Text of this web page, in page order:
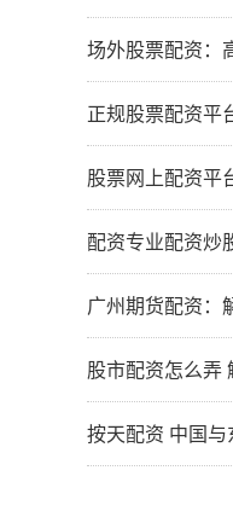
场外股票配资：
正规股票配资平
股票网上配资平台 iPhone
配资专业配资炒股
广州期货配资：
股市配资怎么弄 解锁财
按天配资 中国与东盟